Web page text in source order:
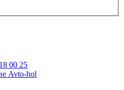
00 25
Avto-hol